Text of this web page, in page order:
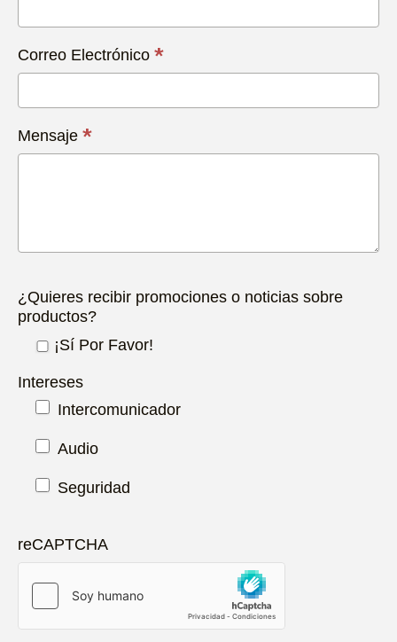
Correo Electrónico *
Mensaje *
¿Quieres recibir promociones o noticias sobre
productos?
¡Sí Por Favor!
Intereses
Intercomunicador
Audio
Seguridad
reCAPTCHA